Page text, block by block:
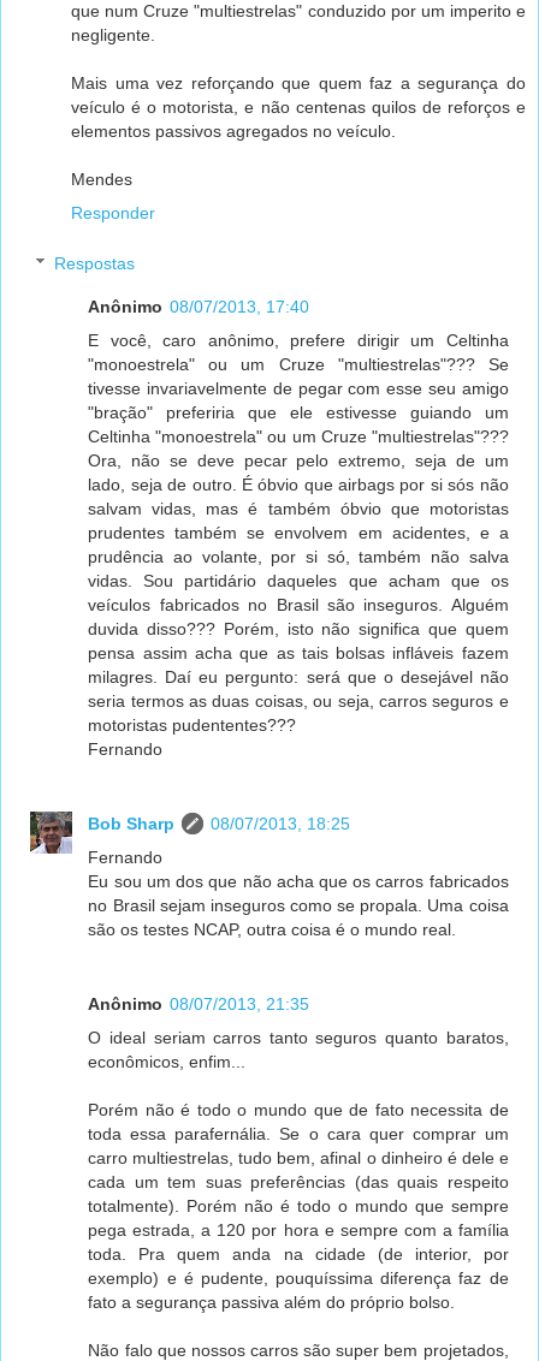
que num Cruze "multiestrelas" conduzido por um imperito e
negligente.
Mais uma vez reforçando que quem faz a segurança do
veículo é o motorista, e não centenas quilos de reforços e
elementos passivos agregados no veículo.
Mendes
Responder
Respostas
Anônimo 08/07/2013, 17:40
E você, caro anônimo, prefere dirigir um Celtinha
"monoestrela" ou um Cruze "multiestrelas"??? Se
tivesse invariavelmente de pegar com esse seu amigo
"bração" preferiria que ele estivesse guiando um
Celtinha "monoestrela" ou um Cruze "multiestrelas"???
Ora, não se deve pecar pelo extremo, seja de um
lado, seja de outro. É óbvio que airbags por si sós não
salvam vidas, mas é também óbvio que motoristas
prudentes também se envolvem em acidentes, e a
prudência ao volante, por si só, também não salva
vidas. Sou partidário daqueles que acham que os
veículos fabricados no Brasil são inseguros. Alguém
duvida disso??? Porém, isto não significa que quem
pensa assim acha que as tais bolsas infláveis fazem
milagres. Daí eu pergunto: será que o desejável não
seria termos as duas coisas, ou seja, carros seguros e
motoristas pudententes???
Fernando
Bob Sharp
08/07/2013, 18:25
Fernando
Eu sou um dos que não acha que os carros fabricados
no Brasil sejam inseguros como se propala. Uma coisa
são os testes NCAP, outra coisa é o mundo real.
Anônimo 08/07/2013, 21:35
O ideal seriam carros tanto seguros quanto baratos,
econômicos, enfim...
Porém não é todo o mundo que de fato necessita de
toda essa parafernália. Se o cara quer comprar um
carro multiestrelas, tudo bem, afinal o dinheiro é dele e
cada um tem suas preferências (das quais respeito
totalmente). Porém não é todo o mundo que sempre
pega estrada, a 120 por hora e sempre com a família
toda. Pra quem anda na cidade (de interior, por
exemplo) e é pudente, pouquíssima diferença faz de
fato a segurança passiva além do próprio bolso.
Não falo que nossos carros são super bem projetados,